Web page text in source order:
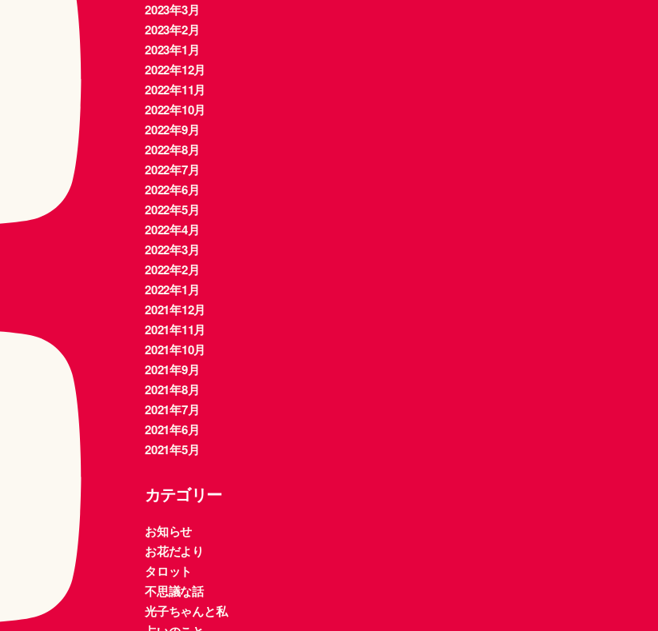
2023年3月
2023年2月
2023年1月
2022年12月
2022年11月
2022年10月
2022年9月
2022年8月
2022年7月
2022年6月
2022年5月
2022年4月
2022年3月
2022年2月
2022年1月
2021年12月
2021年11月
2021年10月
2021年9月
2021年8月
2021年7月
2021年6月
2021年5月
カテゴリー
お知らせ
お花だより
タロット
不思議な話
光子ちゃんと私